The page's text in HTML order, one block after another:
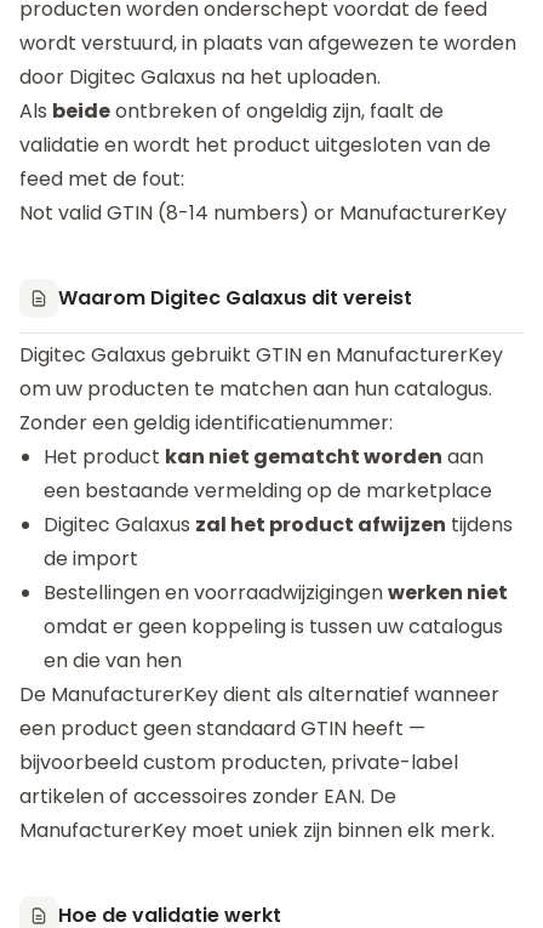
producten worden onderschept voordat de feed
wordt verstuurd, in plaats van afgewezen te worden
door Digitec Galaxus na het uploaden.
Als beideontbreken of ongeldig zijn, faalt de
validatie en wordt het product uitgesloten van de
feed met de fout:
Not valid GTIN (8-14 numbers) or ManufacturerKey
Waarom Digitec Galaxus dit vereist
Digitec Galaxus gebruikt GTIN en ManufacturerKey
om uw producten te matchen aan hun catalogus.
Zonder een geldig identificatienummer:
Het product kan niet gematcht worden aan
een bestaande vermelding op de marketplace
Digitec Galaxus zal het product afwijzen tijdens
de import
Bestellingen en voorraadwijzigingenwerken niet
omdat er geen koppeling is tussen uw catalogus
en die van hen
De ManufacturerKey dient als alternatief wanneer
een product geen standaard GTIN heeft —
bijvoorbeeld custom producten, private-label
artikelen of accessoires zonder EAN. De
ManufacturerKey moet uniek zijn binnen elk merk.
Hoe de validatie werkt